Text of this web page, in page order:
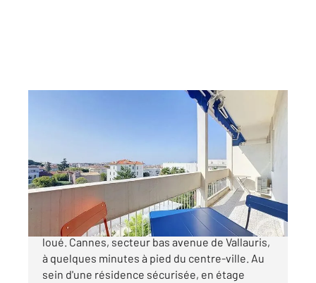
Appartement F1 à vendre
160 000 €
Investissement locatif Appartement vendu
loué. Cannes, secteur bas avenue de Vallauris,
à quelques minutes à pied du centre-ville. Au
sein d'une résidence sécurisée, en étage